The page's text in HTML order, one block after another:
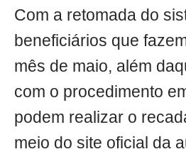
Com a retomada do
beneficiários que
mês de maio, além
com o procedimento
podem realizar o
meio do site oficial da